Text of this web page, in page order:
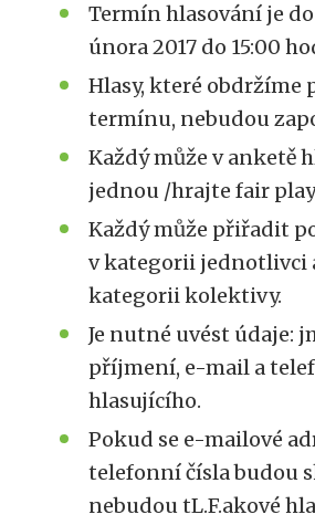
Termín hlasování je
února 2017 do 15:00
Hlasy, které obdržíme
termínu, nebudou
Každý může v anketě
jednou /hrajte fair
Každý může přiřadit
v kategorii jednotlivci
kategorii kolektivy.
Je nutné uvést údaje:
příjmení, e-mail a
hlasujícího.
Pokud se e-mailové
telefonní čísla budou
nebudou tL.F.akové